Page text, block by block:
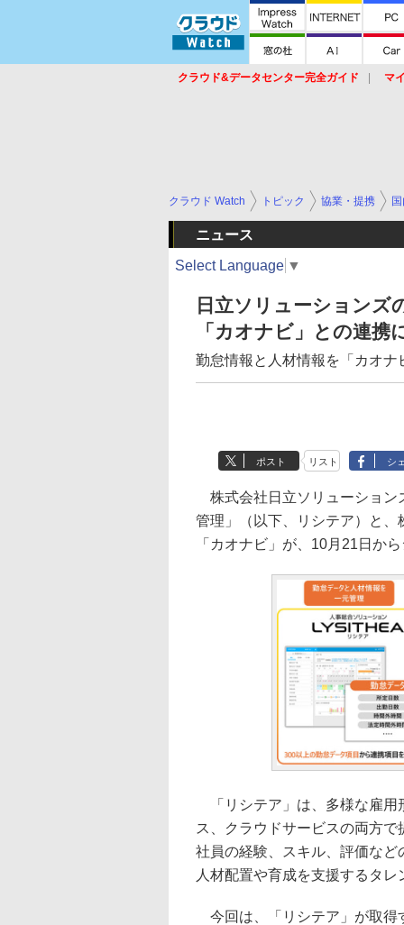
クラウド&データセンター完全ガイド
マ
クラウド Watch トピック 協業・提携
ニュース
Select Language ▼
日立ソリューションズ
「カオナビ」との連携
勤怠情報と人材情報を「カオ
ポスト リスト シ
株式会社日立ソリューション
管理」（以下、リシテア）と
「カオナビ」が、10月21日か
「リシテア」は、多様な雇用
ス、クラウドサービスの両方
社員の経験、スキル、評価な
人材配置や育成を支援するタ
今回は、「リシテア」が取得